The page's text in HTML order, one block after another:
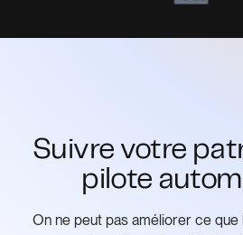
Suivre votre
pilote
On ne peut pas améliorer ce que